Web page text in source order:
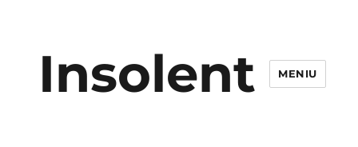
Insolent MENIU